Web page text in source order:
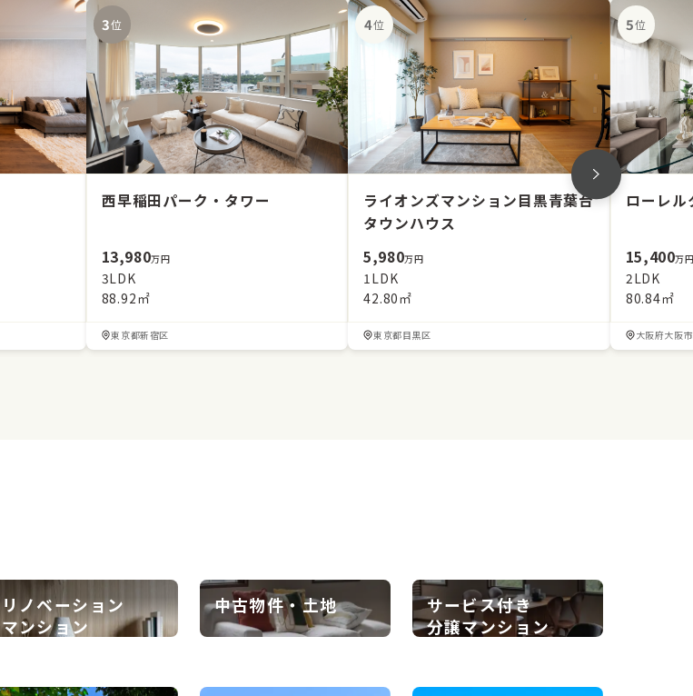
3位
西早稲田パーク・タワー
13,980万円
3LDK
88.92㎡
東京都新宿区
4位
ライオンズマンション目黒青葉台
タウンハウス
5,980万円
1LDK
42.80㎡
東京都目黒区
5位
ローレ
15,400万
2LDK
80.84㎡
大阪府大阪
リノベーション
マンション
中古物件・土地
サービス付き
分譲マンション